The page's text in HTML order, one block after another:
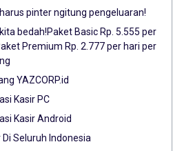
pinter ngitung pengeluaran!
bedah!Paket Basic Rp. 5.555 per
Premium Rp. 2.777 per hari per
YAZCORP.id
Kasir PC
Kasir Android
Di Seluruh Indonesia